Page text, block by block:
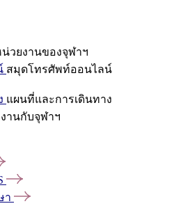
วยงานของจุฬาฯ
สมุดโทรศัพท์ออนไลน์
แผนที่และการเดินทาง
านกับจุฬาฯ
า